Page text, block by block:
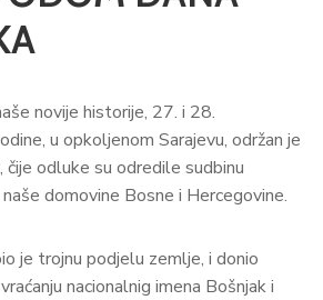
novije historije, 27. i 28.
u opkoljenom Sarajevu, održan je
čije odluke su odredile sudbinu
domovine Bosne i Hercegovine.
je trojnu podjelu zemlje, i donio
nacionalnig imena Bošnjak i